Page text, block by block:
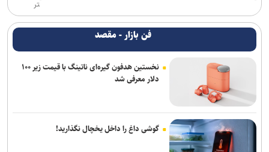
تر
فن بازار - مقصد
نخستین هدفون گیره‌ای ناتینگ با قیمت زیر ۱۰۰
دلار معرفی شد
گوشی داغ را داخل یخچال نگذارید!